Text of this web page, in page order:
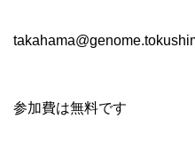
参加費は無料です